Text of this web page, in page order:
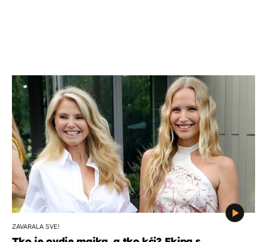
ZAVARALA SVE!